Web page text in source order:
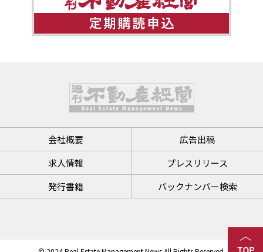
会社概要
広告出稿
求人情報
プレスリリース
発行書籍
バックナンバー検索